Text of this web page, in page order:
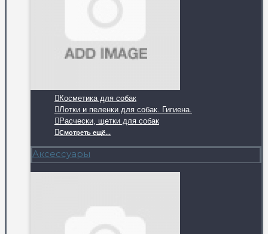
Косметика для собак
Лотки и пеленки для собак. Гигиена.
Расчески, щетки для собак
Смотреть ещё...
Аксессуары